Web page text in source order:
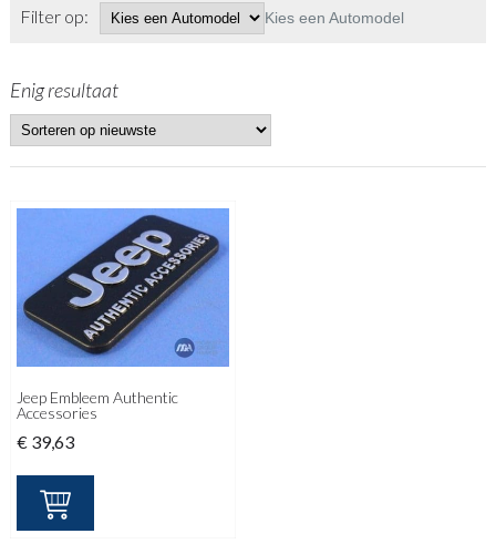
Filter op: Kies een Automodel
Enig resultaat
Jeep Embleem Authentic
Accessories
€ 39,63